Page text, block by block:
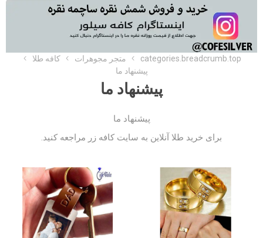
categories.breadcrumb.top متجر مجوهرات
کافه طلا
پیشنهاد ما
پیشنهاد ما
پیشنهاد ما
برای خرید طلا آنلاین به سایت کافه زر مراجعه کنید.